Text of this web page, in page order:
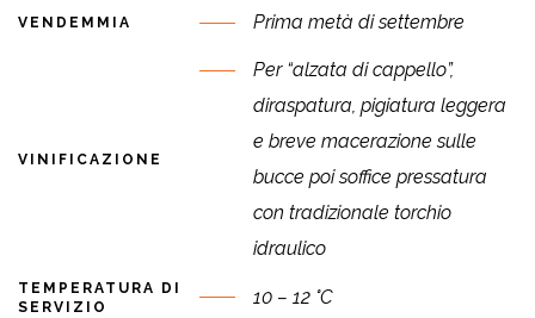
VENDEMMIA Prima metà di settembre
VINIFICAZIONE
Per “alzata di cappello”,
diraspatura, pigiatura leggera
e breve macerazione sulle
bucce poi soffice pressatura
con tradizionale torchio
idraulico
TEMPERATURA DI
SERVIZIO
10 – 12 °C